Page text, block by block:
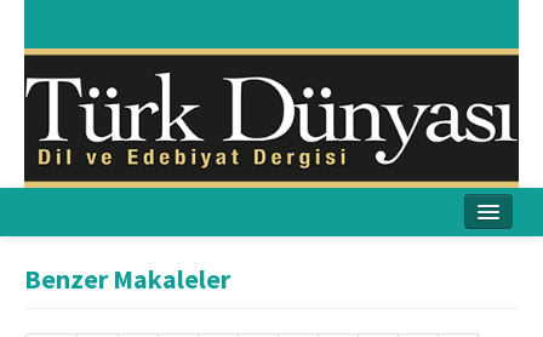
Benzer Makaleler